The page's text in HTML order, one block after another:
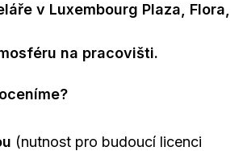
v Luxembourg Plaza, Flora,
na pracovišti.
(nutnost pro budoucí licenci